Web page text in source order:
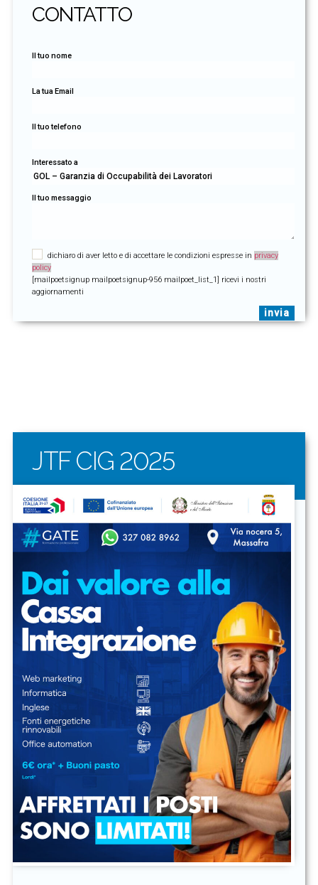
CONTATTO
Il tuo nome
La tua Email
Il tuo telefono
Interessato a
Il tuo messaggio
dichiaro di aver letto e di accettare le condizioni espresse in privacy
policy
[mailpoetsignup mailpoetsignup-956 mailpoet_list_1] ricevi i nostri
aggiornamenti
JTF CIG 2025